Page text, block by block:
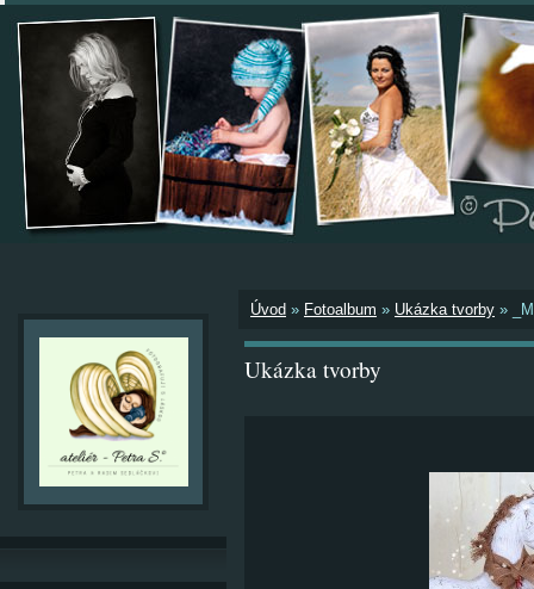
Úvod » Fotoalbum » Ukázka tvorby »
Ukázka tvorby